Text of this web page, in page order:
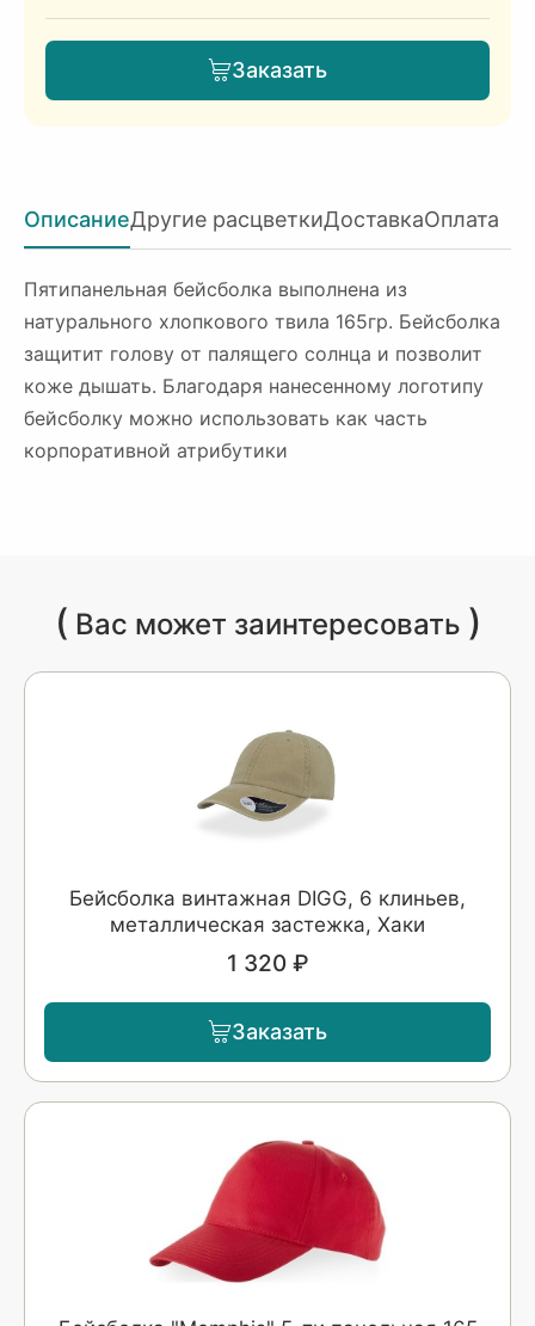
Заказать
ОписаниеДругие расцветкиДоставкаОплата
Пятипанельная бейсболка выполнена из
натурального хлопкового твила 165гр. Бейсболка
защитит голову от палящего солнца и позволит
коже дышать. Благодаря нанесенному логотипу
бейсболку можно использовать как часть
корпоративной атрибутики
( Вас может заинтересовать )
Бейсболка винтажная DIGG, 6 клиньев,
металлическая застежка, Хаки
1 320 ₽
Заказать